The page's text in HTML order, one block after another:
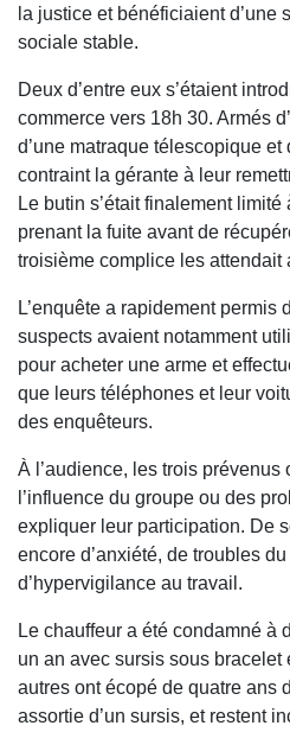
la justice et bénéficiaient d’une
sociale stable.
Deux d’entre eux s’étaient
commerce vers 18h 30. Armés
d’une matraque télescopique et
contraint la gérante à leur
Le butin s’était finalement
prenant la fuite avant de
troisième complice les attendait
L’enquête a rapidement permis
suspects avaient notamment
pour acheter une arme et
que leurs téléphones et leur
des enquêteurs.
À l’audience, les trois prévenus
l’influence du groupe ou des
expliquer leur participation. De
encore d’anxiété, de troubles
d’hypervigilance au travail.
Le chauffeur a été condamné à
un an avec sursis sous
autres ont écopé de quatre ans
assortie d’un sursis, et restent